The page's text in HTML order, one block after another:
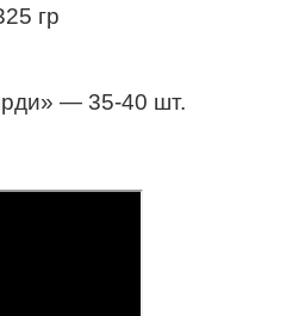
гр
— 35-40 шт.